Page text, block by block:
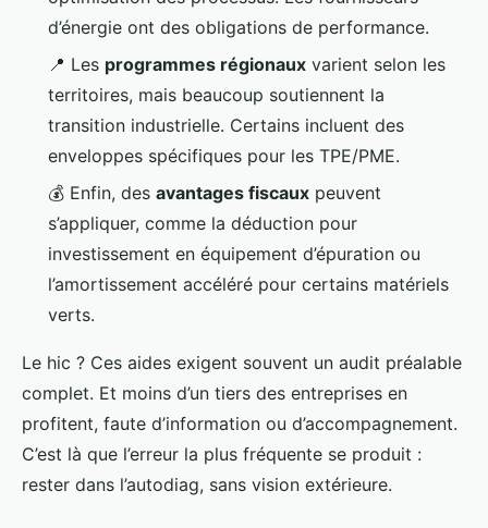
d’énergie ont des obligations de performance.
📍 Les programmes régionaux varient selon les
territoires, mais beaucoup soutiennent la
transition industrielle. Certains incluent des
enveloppes spécifiques pour les TPE/PME.
💰 Enfin, des avantages fiscaux peuvent
s’appliquer, comme la déduction pour
investissement en équipement d’épuration ou
l’amortissement accéléré pour certains matériels
verts.
Le hic ? Ces aides exigent souvent un audit préalable
complet. Et moins d’un tiers des entreprises en
profitent, faute d’information ou d’accompagnement.
C’est là que l’erreur la plus fréquente se produit :
rester dans l’autodiag, sans vision extérieure.